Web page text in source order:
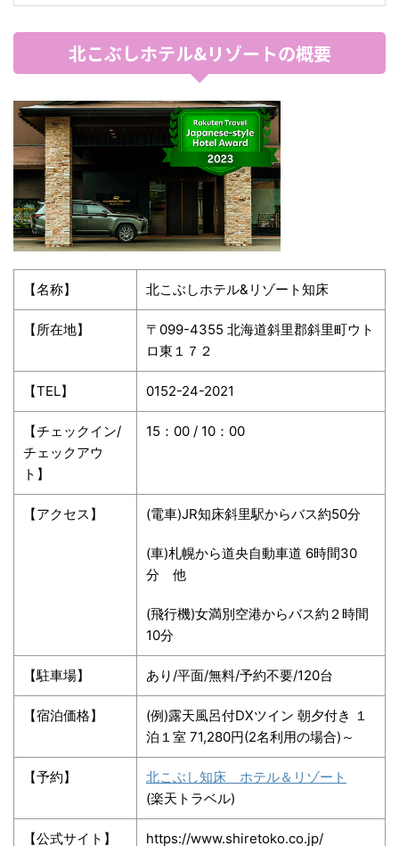
北こぶしホテル&リゾートの概要
【名称】 北こぶしホテル&リゾート知床
【所在地】
〒099-4355 北海道斜里郡斜里町ウト
ロ東１７２
【TEL】 0152-24-2021
【チェックイン/
チェックアウ
ト】
15：00 / 10：00
【アクセス】 (電車)JR知床斜里駅からバス約50分
(車)札幌から道央自動車道 6時間30
分 他
(飛行機)女満別空港からバス約２時間
10分
【駐車場】 あり/平面/無料/予約不要/120台
【宿泊価格】
(例)露天風呂付DXツイン 朝夕付き １
泊１室 71,280円(2名利用の場合)～
【予約】
北こぶし知床 ホテル＆リゾート
(楽天トラベル)
【公式サイト】 https://www.shiretoko.co.jp/